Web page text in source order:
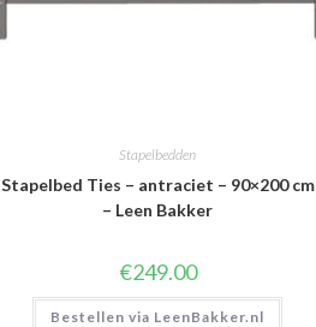
Stapelbedden
Stapelbed Ties – antraciet – 90×200 cm
– Leen Bakker
€249.00
Bestellen via LeenBakker.nl